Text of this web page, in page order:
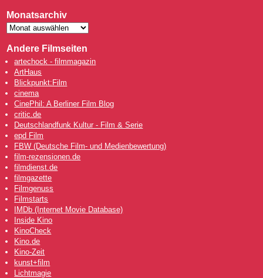
Monatsarchiv
Andere Filmseiten
artechock - filmmagazin
ArtHaus
Blickpunkt:Film
cinema
CinePhil: A Berliner Film Blog
critic.de
Deutschlandfunk Kultur - Film & Serie
epd Film
FBW (Deutsche Film- und Medienbewertung)
film-rezensionen.de
filmdienst.de
filmgazette
Filmgenuss
Filmstarts
IMDb (Internet Movie Database)
Inside Kino
KinoCheck
Kino.de
Kino-Zeit
kunst+film
Lichtmagie